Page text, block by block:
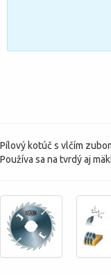
Pílový kotúč s vlčím
Používa sa na tvrdý aj